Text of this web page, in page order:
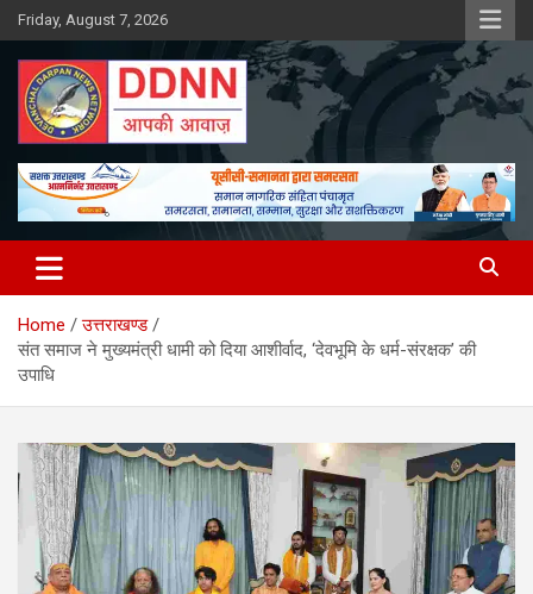
Skip
to
content
Friday, August 7, 2026
DDNN
Home
उत्तराखण्ड
संत समाज ने मुख्यमंत्री धामी को दिया आशीर्वाद, ‘देवभूमि के धर्म-संरक्षक’ की
उपाधि